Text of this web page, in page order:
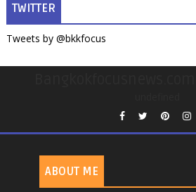
TWITTER
Tweets by @bkkfocus
ABOUT ME